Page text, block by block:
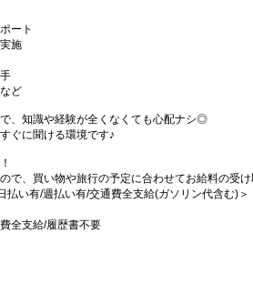
ート
施
ど
、知識や経験が全くなくても心配ナシ◎
ぐに聞ける環境です♪
で、買い物や旅行の予定に合わせてお給料の受
い有/週払い有/交通費全支給(ガソリン代含む)＞
全支給/履歴書不要